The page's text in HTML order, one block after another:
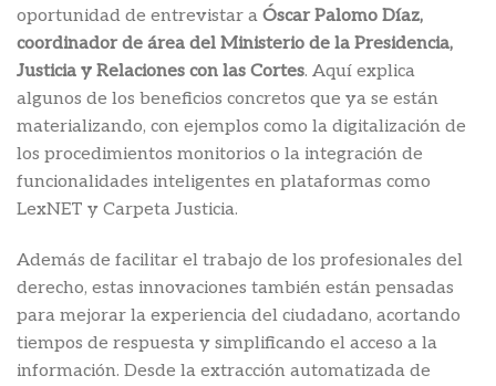
oportunidad de entrevistar a Óscar Palomo Díaz,
coordinador de área del Ministerio de la Presidencia,
Justicia y Relaciones con las Cortes. Aquí explica
algunos de los beneficios concretos que ya se están
materializando, con ejemplos como la digitalización de
los procedimientos monitorios o la integración de
funcionalidades inteligentes en plataformas como
LexNET y Carpeta Justicia.
Además de facilitar el trabajo de los profesionales del
derecho, estas innovaciones también están pensadas
para mejorar la experiencia del ciudadano, acortando
tiempos de respuesta y simplificando el acceso a la
información. Desde la extracción automatizada de